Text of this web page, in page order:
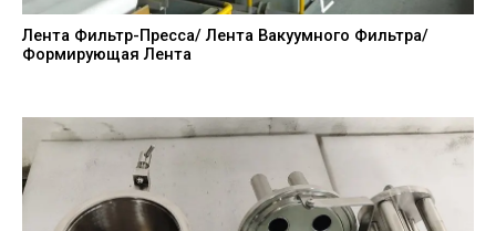
Лента Фильтр-Пресса/ Лента Вакуумного Фильтра/
Формирующая Лента